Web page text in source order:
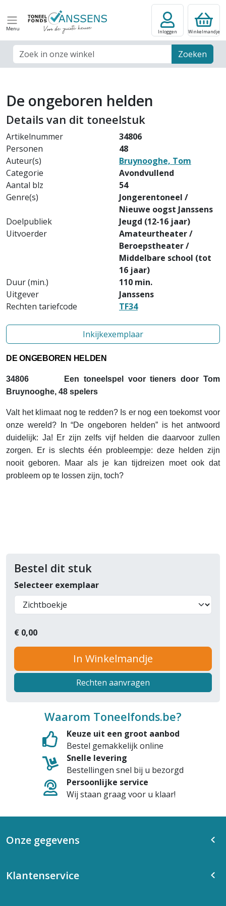
Menu
Zoek veld Zoeken
Inloggen Winkelmandje
De ongeboren helden
Details van dit toneelstuk
Artikelnummer
34806
Personen
48
Auteur(s)
Bruynooghe, Tom
Categorie
Avondvullend
Aantal blz
54
Genre(s)
Jongerentoneel /
Nieuwe oogst Janssens
Doelpubliek
Jeugd (12-16 jaar)
Uitvoerder
Amateurtheater /
Beroepstheater /
Middelbare school (tot
16 jaar)
Duur (min.)
110 min.
Uitgever
Janssens
Rechten tariefcode
TF34
Inkijkexemplaar
DE ONGEBOREN HELDEN
34806
Een toneelspel voor tieners door Tom
Bruynooghe, 48 spelers
Valt het klimaat nog te redden? Is er nog een toekomst voor
onze wereld? In “De ongeboren helden” is het antwoord
duidelijk: Ja! Er zijn zelfs vijf helden die daarvoor zullen
zorgen. Er is slechts één probleempje: deze helden zijn
nooit geboren. Maar als je kan tijdreizen moet ook dat
probleem op te lossen zijn, toch?
Bestel dit stuk
Selecteer exemplaar
€ 0,00
In Winkelmandje
Rechten aanvragen
Waarom Toneelfonds.be?
Keuze uit een groot aanbod
Bestel gemakkelijk online
Snelle levering
Bestellingen snel bij u bezorgd
Persoonlijke service
Wij staan graag voor u klaar!
Onze gegevens
Klantenservice